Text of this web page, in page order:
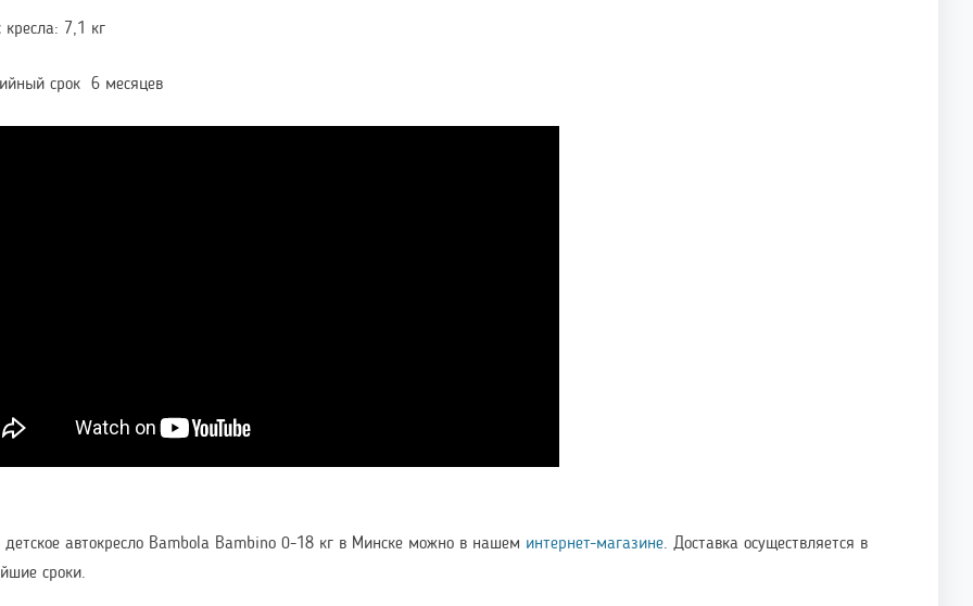
кресла: 7,1 кг
срок 6 месяцев
детское автокресло Bambola Bambino 0-18 кг в Минске можно в нашем интернет-магазине. Доставка осуществляется в
сроки.